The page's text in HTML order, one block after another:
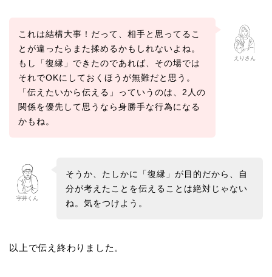
えりさん
これは結構大事！だって、相手と思ってるこ
とが違ったらまた揉めるかもしれないよね。
もし「復縁」できたのであれば、その場では
それでOKにしておくほうが無難だと思う。
「伝えたいから伝える」っていうのは、2人の
関係を優先して思うなら身勝手な行為になる
かもね。
宇井くん
そうか、たしかに「復縁」が目的だから、自
分が考えたことを伝えることは絶対じゃない
ね。気をつけよう。
以上で伝え終わりました。